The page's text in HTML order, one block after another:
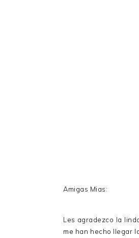
Amigas Mias:
Les agradezco la
me han hecho llegar